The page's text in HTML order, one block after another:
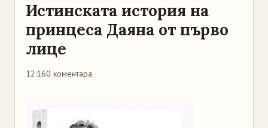
Истинската история на
принцеса Даяна от първо
лице
12:160 коментара